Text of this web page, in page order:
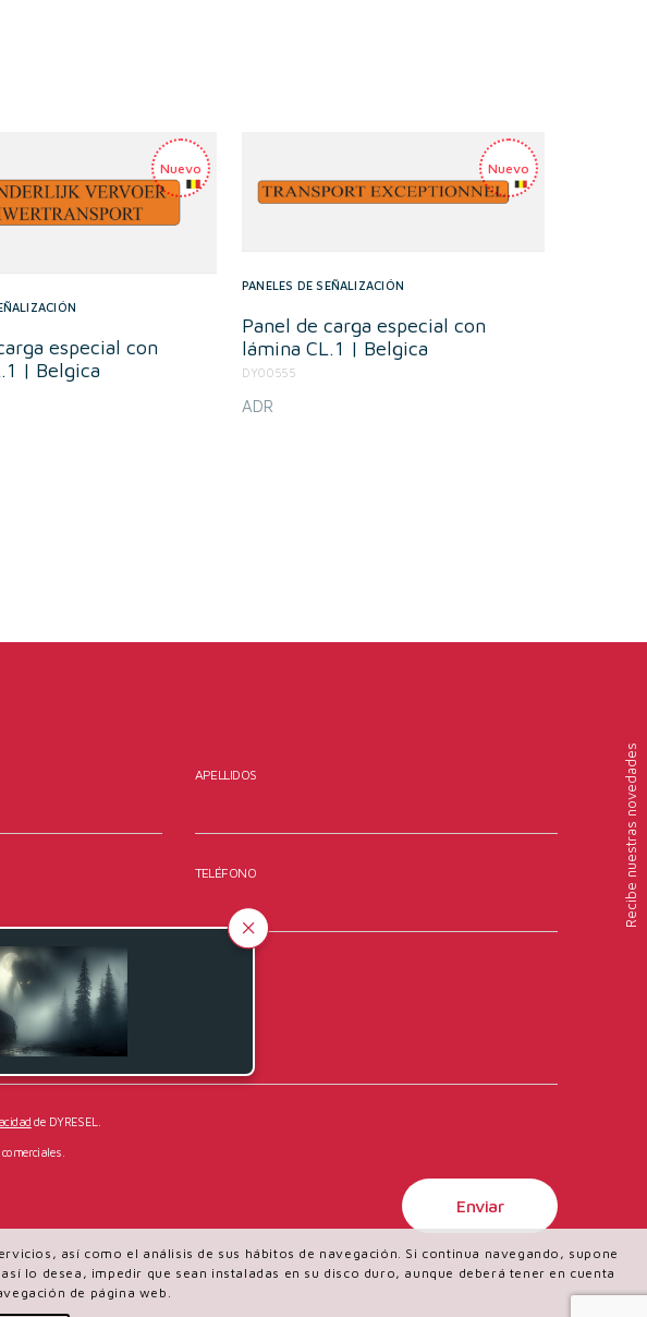
especial con
| Belgica
PANELES DE SEÑALIZACIÓN
Panel de carga especial con
lámina CL.1 | Belgica
DY00555
ADR
Recibe
nuestras novedades
APELLIDOS
TELÉFONO
de DYRESEL.
así como el análisis de sus hábitos de navegación. Si continua navegando, supone
lo desea, impedir que sean instaladas en su disco duro, aunque deberá tener en cuenta
de página web.